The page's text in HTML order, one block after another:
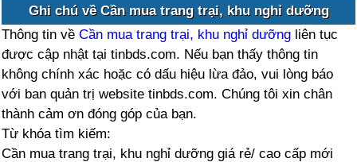
Ghi chú về Cần mua trang trại, khu nghỉ dưỡng
Thông tin vềCần mua trang trại, khu nghỉ dưỡng liên tục
được cập nhật tại tinbds.com. Nếu bạn thấy thông tin
không chính xác hoặc có dấu hiệu lừa đảo, vui lòng báo
với ban quản trị website tinbds.com. Chúng tôi xin chân
thành cảm ơn đóng góp của bạn.
Từ khóa tìm kiếm:
Cần mua trang trại, khu nghỉ dưỡng giá rẻ/ cao cấp mới